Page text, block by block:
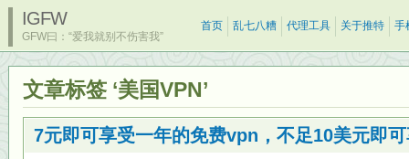
IGFW
GFW曰：“爱我就别不伤害我”
首页 乱七八糟 代理工具 关于推特 手
文章标签 ‘美国VPN’
7元即可享受一年的免费vpn，不足10美元即